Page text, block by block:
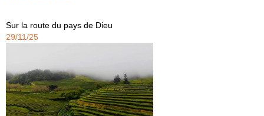
Sur la route du pays de Dieu
29/11/25